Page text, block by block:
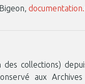
collections)
aux